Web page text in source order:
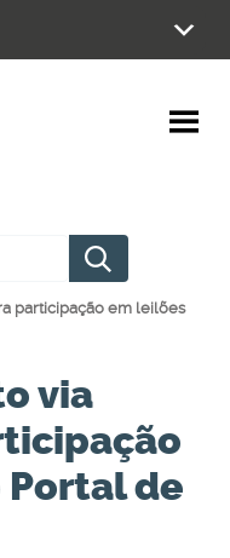
participação em leilões
via
de